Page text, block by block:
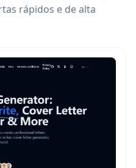
rápidos e de alta